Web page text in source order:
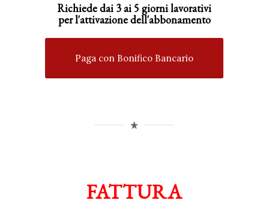
Richiede dai 3 ai 5 giorni lavorativi
perl'attivazionedell'abbonamento
Paga con Bonifico Bancario
FATTURA